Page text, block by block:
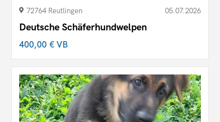
72764 Reutlingen 05.07.2026
Deutsche Schäferhundwelpen
400,00 €VB